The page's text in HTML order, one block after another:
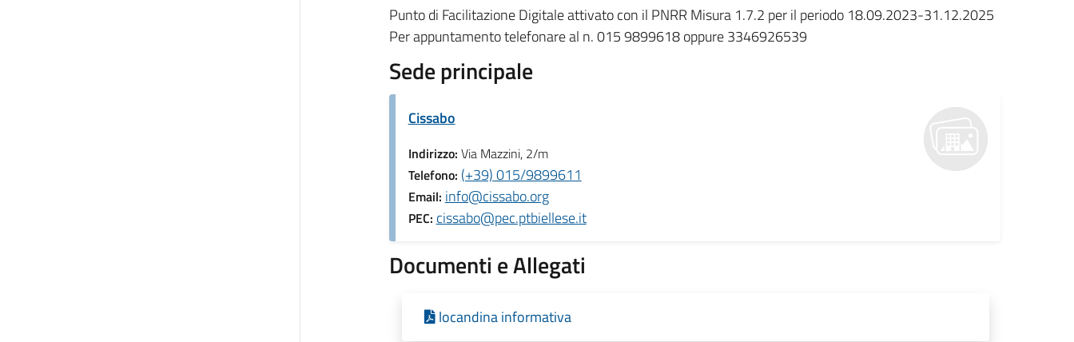
Punto di Facilitazione Digitale attivato con il PNRR Misura 1.7.2 per il periodo 18.09.2023-31.12.2025
Per appuntamento telefonare al n. 015 9899618 oppure 3346926539
Sede principale
Cissabo
Indirizzo: Via Mazzini, 2/m
Telefono: (+39) 015/9899611
Email: info@cissabo.org
PEC: cissabo@pec.ptbiellese.it
Documenti e Allegati
locandina informativa